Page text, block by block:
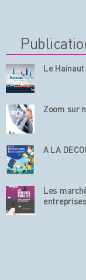
Le
Zoom sur
A LA
Les
entreprises